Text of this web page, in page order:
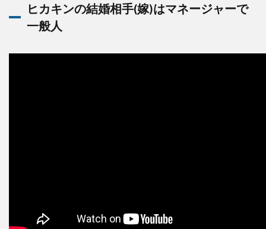
ヒカキンの結婚相手(嫁)はマネージャーで
一般人